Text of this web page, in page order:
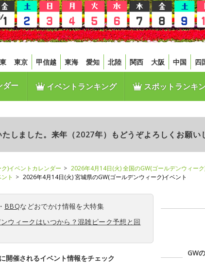
東京 甲信越 東海 愛知 北陸 関西 大阪 中国 四
ダー イベントランキング スポットランキ
しました。来年（2027年）もどうぞよろしくお願い
)イベントカレンダー
2026年4月14日(火) 全国のGW(ゴールデンウィーク
ト
2026年4月14日(火) 宮城県のGW(ゴールデンウィーク)イベント
・ BBQなどおでかけ情報を大特集
ウィークはいつから？混雑ピーク予想と回
開催されるイベント情報をチェック
GW